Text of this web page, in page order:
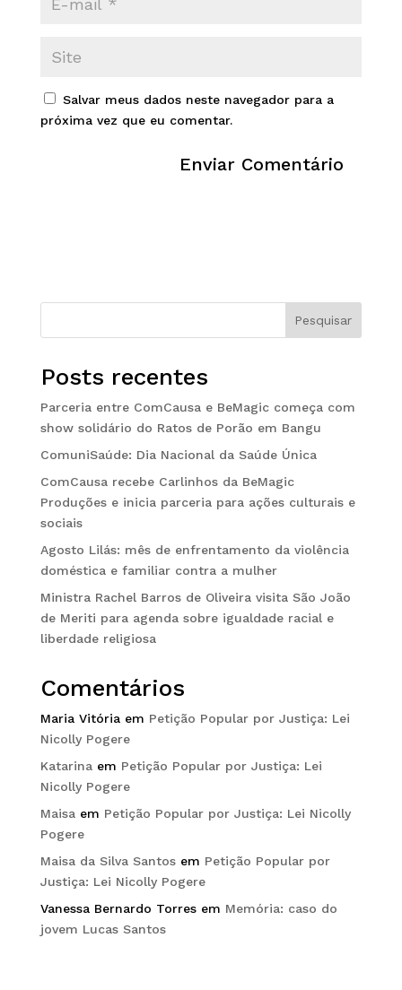
Salvar meus dados neste navegador para a
próxima vez que eu comentar.
Pesquisar
Posts recentes
Parceria entre ComCausa e BeMagic começa com
show solidário do Ratos de Porão em Bangu
ComuniSaúde: Dia Nacional da Saúde Única
ComCausa recebe Carlinhos da BeMagic
Produções e inicia parceria para ações culturais e
sociais
Agosto Lilás: mês de enfrentamento da violência
doméstica e familiar contra a mulher
Ministra Rachel Barros de Oliveira visita São João
de Meriti para agenda sobre igualdade racial e
liberdade religiosa
Comentários
Maria Vitóriaem Petição Popular por Justiça: Lei
Nicolly Pogere
Katarinaem Petição Popular por Justiça: Lei
Nicolly Pogere
Maisaem Petição Popular por Justiça: Lei Nicolly
Pogere
Maisa da Silva Santosem Petição Popular por
Justiça: Lei Nicolly Pogere
Vanessa Bernardo Torresem Memória: caso do
jovem Lucas Santos